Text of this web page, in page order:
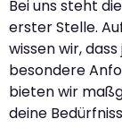
Bei uns steht
erster Stelle.
wissen wir,
besondere
bieten wir
deine